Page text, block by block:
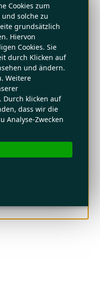
Cookies zum
solche zu
grundsätzlich
Hiervon
Cookies. Sie
durch Klicken auf
und ändern.
Weitere
Durch klicken auf
dass wir die
Analyse-Zwecken